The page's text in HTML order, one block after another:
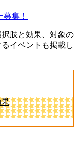
集！
肢と効果、対象の
イベントも掲載し
果